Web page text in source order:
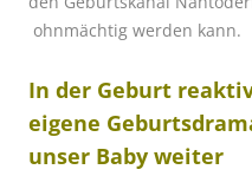
ohnmächtig werden kann.
In der Geburt
eigene
unser Baby weiter